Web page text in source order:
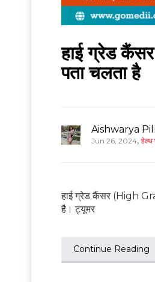
हाई ग्रेड
पता चलता है
Aishwarya
Jun 26, 2024, हेल्थ
हाई ग्रेड कैंसर (High
है। ट्यूमर
Continue Reading